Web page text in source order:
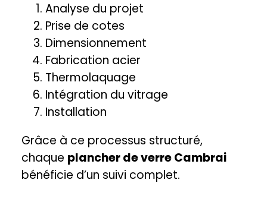
Analyse du projet
Prise de cotes
Dimensionnement
Fabrication acier
Thermolaquage
Intégration du vitrage
Installation
Grâce à ce processus structuré,
chaque plancher de verre Cambrai
bénéficie d’un suivi complet.